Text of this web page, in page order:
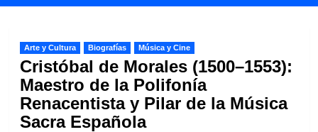
Arte y Cultura Biografías Música y Cine
Cristóbal de Morales (1500–1553):
Maestro de la Polifonía
Renacentista y Pilar de la Música
Sacra Española